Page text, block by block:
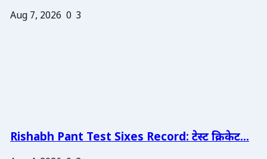
Aug 7, 2026 0 3
Rishabh Pant Test Sixes Record: टेस्ट क्रिकेट...